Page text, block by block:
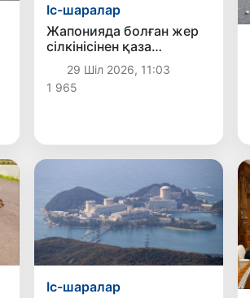
Іс-шаралар
Жапонияда болған жер
сілкінісінен қаза
тапқандар саны 13
адамға жетті
29 Шіл 2026, 11:03
1 965
Іс-шаралар